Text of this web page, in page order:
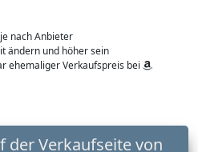
nach Anbieter
ändern und höher sein
ehemaliger Verkaufspreis bei